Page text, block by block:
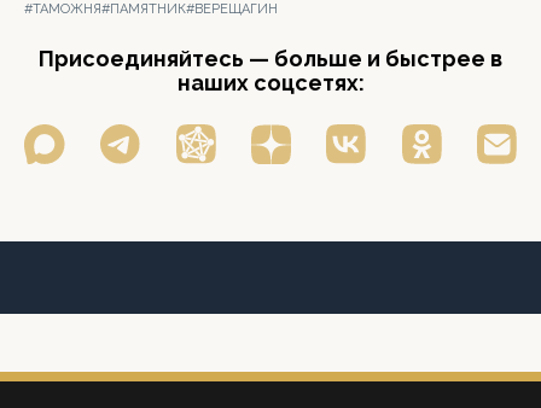
#ТАМОЖНЯ#ПАМЯТНИК#ВЕРЕЩАГИН
Присоединяйтесь — больше и быстрее в
наших соцсетях: